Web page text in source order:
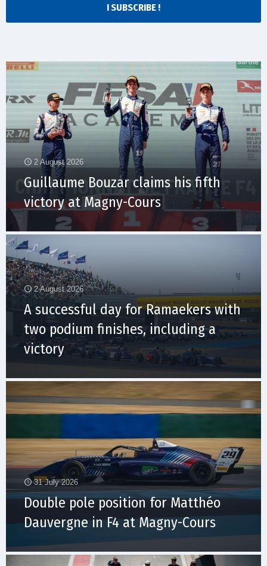
I SUBSCRIBE !
2 August 2026
Guillaume Bouzar claims his fifth
victory at Magny-Cours
2 August 2026
A successful day for Ramaekers with
two podium finishes, including a
victory
31 July 2026
Double pole position for Matthéo
Dauvergne in F4 at Magny-Cours